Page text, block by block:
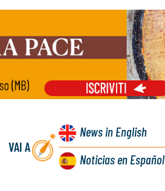
VAI A
Newsin English
Noticiasen Español